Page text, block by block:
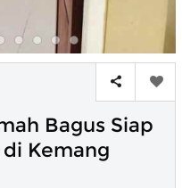
Bagus Siap
Kemang